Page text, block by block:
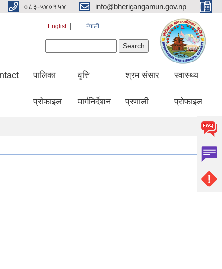
०८३-५४०१५४ info@bherigangamun.gov.np
English नेपाली
पालिका
प्रोफाइल
वृत्ति
मार्गनिर्देशन
श्रम संसार
प्रणाली
स्वास्थ्य
प्रोफाइल